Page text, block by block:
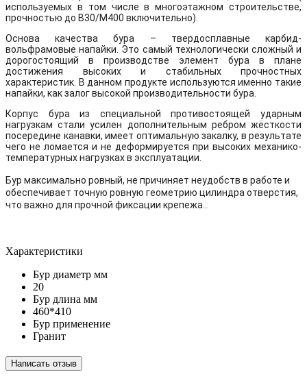
используемых в том числе в многоэтажном строительстве,
прочностью до В30/М400 включительно).
Основа качества бура – твердосплавные карбид-
вольфрамовые напайки. Это самый технологически сложный и
дорогостоящий в производстве элемент бура в плане
достижения высоких и стабильных прочностных
характеристик. В данном продукте используются именно такие
напайки, как залог высокой производительности бура.
Корпус бура из специальной противостоящей ударным
нагрузкам стали усилен дополнительным ребром жёсткости
посередине канавки, имеет оптимальную закалку, в результате
чего не ломается и не деформируется при высоких механико-
температурных нагрузках в эксплуатации.
Бур максимально ровный, не причиняет неудобств в работе и
обеспечивает точную ровную геометрию цилиндра отверстия,
что важно для прочной фиксации крепежа.
Xарактеристики
Бур диаметр мм
20
Бур длина мм
460*410
Бур применение
Гранит